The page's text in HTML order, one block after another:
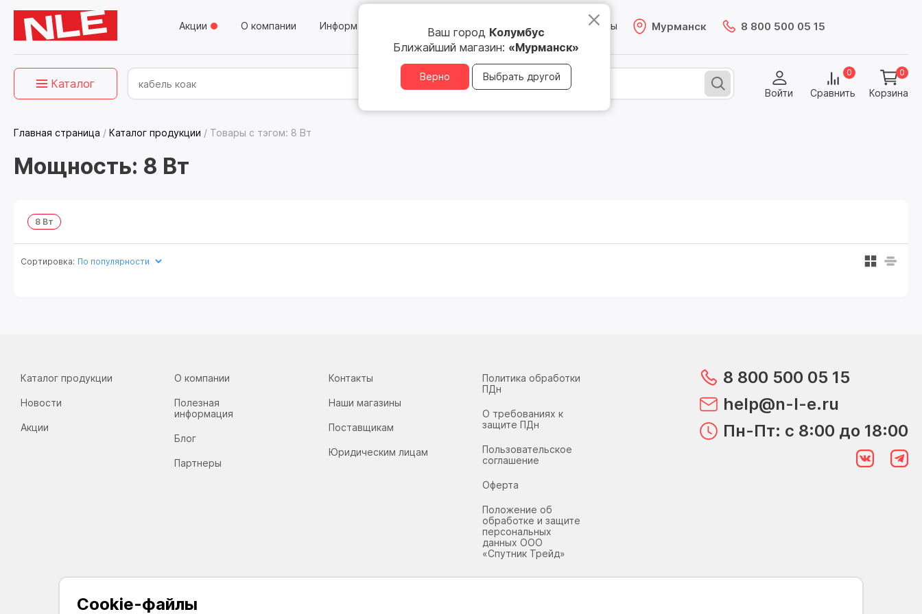
Акции О компании Информация Юридическим лицам Магазины Мурманск
Ваш город Колумбус
Ближайший магазин: «Мурманск»
Верно Выбрать другой
8 800 500 05 15
Каталог
Войти Сравнить
0
Корзина
0
Главная страница / Каталог продукции / Товары с тэгом: 8 Вт
Мощность: 8 Вт
8 Вт
Сортировка:
Каталог продукции
Новости
Акции
О компании
Полезная
информация
Блог
Партнеры
Контакты
Наши магазины
Поставщикам
Юридическим лицам
Политика обработки
ПДн
О требованиях к
защите ПДн
Пользовательское
соглашение
Оферта
Положение об
обработке и защите
персональных
данных ООО
«Спутник Трейд»
8 800 500 05 15
help@n-l-e.ru
Пн-Пт: с 8:00 до 18:00
Cookie-файлы